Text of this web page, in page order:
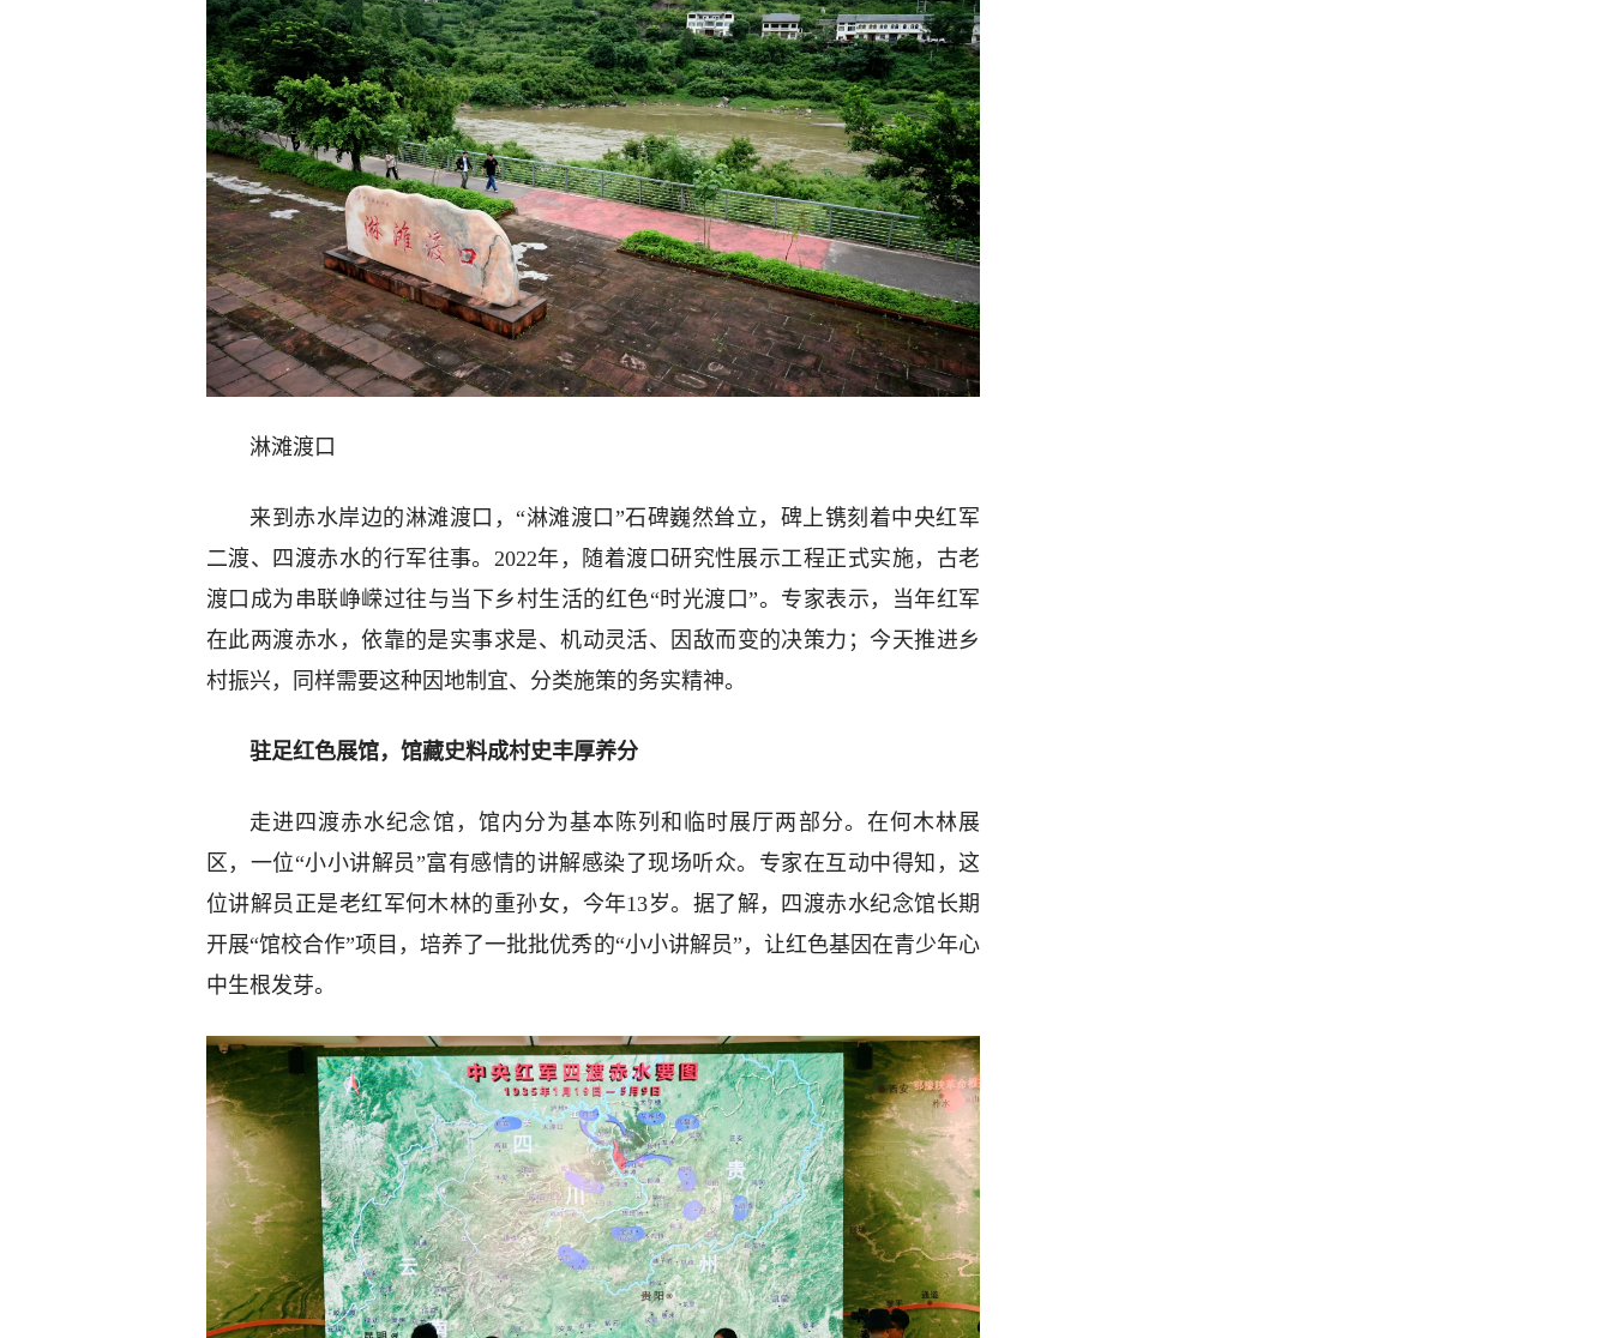
淋滩渡口
来到赤水岸边的淋滩渡口，“淋滩渡口”石碑巍然耸立，碑上镌刻着中央红军
二渡、四渡赤水的行军往事。2022年，随着渡口研究性展示工程正式实施，古老
渡口成为串联峥嵘过往与当下乡村生活的红色“时光渡口”。专家表示，当年红军
在此两渡赤水，依靠的是实事求是、机动灵活、因敌而变的决策力；今天推进乡
村振兴，同样需要这种因地制宜、分类施策的务实精神。
驻足红色展馆，馆藏史料成村史丰厚养分
走进四渡赤水纪念馆，馆内分为基本陈列和临时展厅两部分。在何木林展
区，一位“小小讲解员”富有感情的讲解感染了现场听众。专家在互动中得知，这
位讲解员正是老红军何木林的重孙女，今年13岁。据了解，四渡赤水纪念馆长期
开展“馆校合作”项目，培养了一批批优秀的“小小讲解员”，让红色基因在青少年心
中生根发芽。